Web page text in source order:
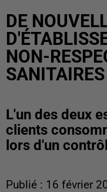
DE
NON-
L'un des deux
clients
lors d'un
Publié : 16 février